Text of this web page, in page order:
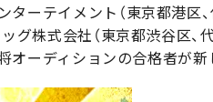
ーテイメント（東京都港区
グ株式会社（東京都渋谷区
オーディションの合格者が